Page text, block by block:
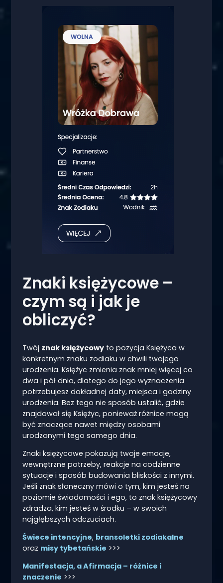
Znaki księżycowe –
czym są i jak je
obliczyć?
Twój znak księżycowyto pozycja Księżyca w
konkretnym znaku zodiaku w chwili twojego
urodzenia. Księżyc zmienia znak mniej więcej co
dwa i pół dnia, dlatego do jego wyznaczenia
potrzebujesz dokładnej daty, miejsca i godziny
urodzenia. Bez tego nie sposób ustalić, gdzie
znajdował się Księżyc, ponieważ różnice mogą
być znaczące nawet między osobami
urodzonymi tego samego dnia.
Znaki księżycowe pokazują twoje emocje,
wewnętrzne potrzeby, reakcje na codzienne
sytuacje i sposób budowania bliskości z innymi.
Jeśli znak słoneczny mówi o tym, kim jesteś na
poziomie świadomości i ego, to znak księżycowy
zdradza, kim jesteś w środku – w swoich
najgłębszych odczuciach.
Świece intencyjne, bransoletki zodiakalne
oraz misy tybetańskie >>>
Manifestacja, a Afirmacja – różnice i
znaczenie >>>